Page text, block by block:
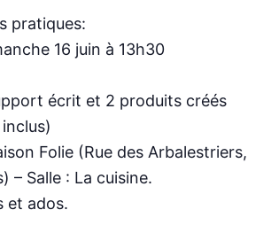
pratiques:
16 juin à 13h30
écrit et 2 produits créés
inclus)
Folie (Rue des Arbalestriers,
– Salle : La cuisine.
et ados.